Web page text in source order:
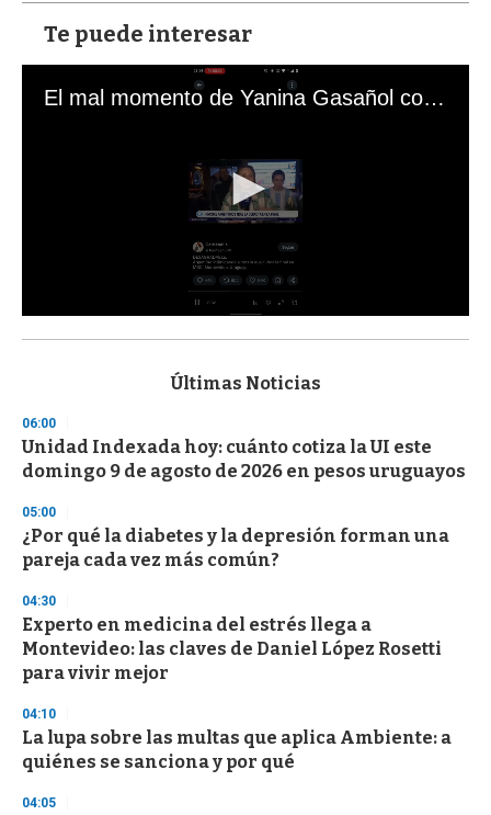
Te puede interesar
El mal momento de Yanina Gasañol con un hincha argentino en "Subrayado"
s
d
s
o
f
3
s
e
c
n
d
s
Últimas Noticias
06:00
Unidad Indexada hoy: cuánto cotiza la UI este
domingo 9 de agosto de 2026 en pesos uruguayos
05:00
¿Por qué la diabetes y la depresión forman una
pareja cada vez más común?
04:30
Experto en medicina del estrés llega a
Montevideo: las claves de Daniel López Rosetti
para vivir mejor
04:10
La lupa sobre las multas que aplica Ambiente: a
quiénes se sanciona y por qué
04:05